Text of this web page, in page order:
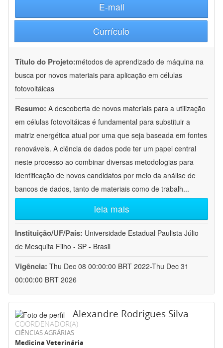
E-mail
Currículo
Título do Projeto:métodos de aprendizado de máquina na
busca por novos materiais para aplicação em células
fotovoltáicas
Resumo: A descoberta de novos materiais para a utilização
em células fotovoltáicas é fundamental para substituir a
matriz energética atual por uma que seja baseada em fontes
renováveis. A ciência de dados pode ter um papel central
neste processo ao combinar diversas metodologias para
identificação de novos candidatos por meio da análise de
bancos de dados, tanto de materiais como de trabalh...
leia mais
Instituição/UF/País: Universidade Estadual Paulista Júlio
de Mesquita Filho - SP - Brasil
Vigência: Thu Dec 08 00:00:00 BRT 2022-Thu Dec 31
00:00:00 BRT 2026
Alexandre Rodrigues Silva
COORDENADOR(A)
CIÊNCIAS AGRÁRIAS
Medicina Veterinária